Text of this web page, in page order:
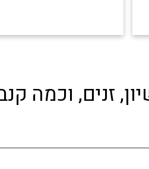
זנים, וכמה